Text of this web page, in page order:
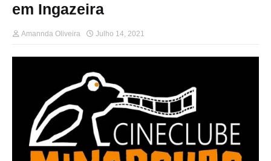
em Ingazeira
Amannda Oliveira Julho 14, 2021